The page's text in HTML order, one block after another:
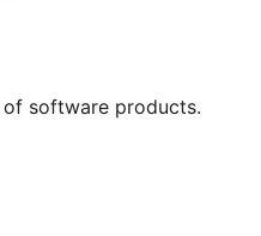
software products.